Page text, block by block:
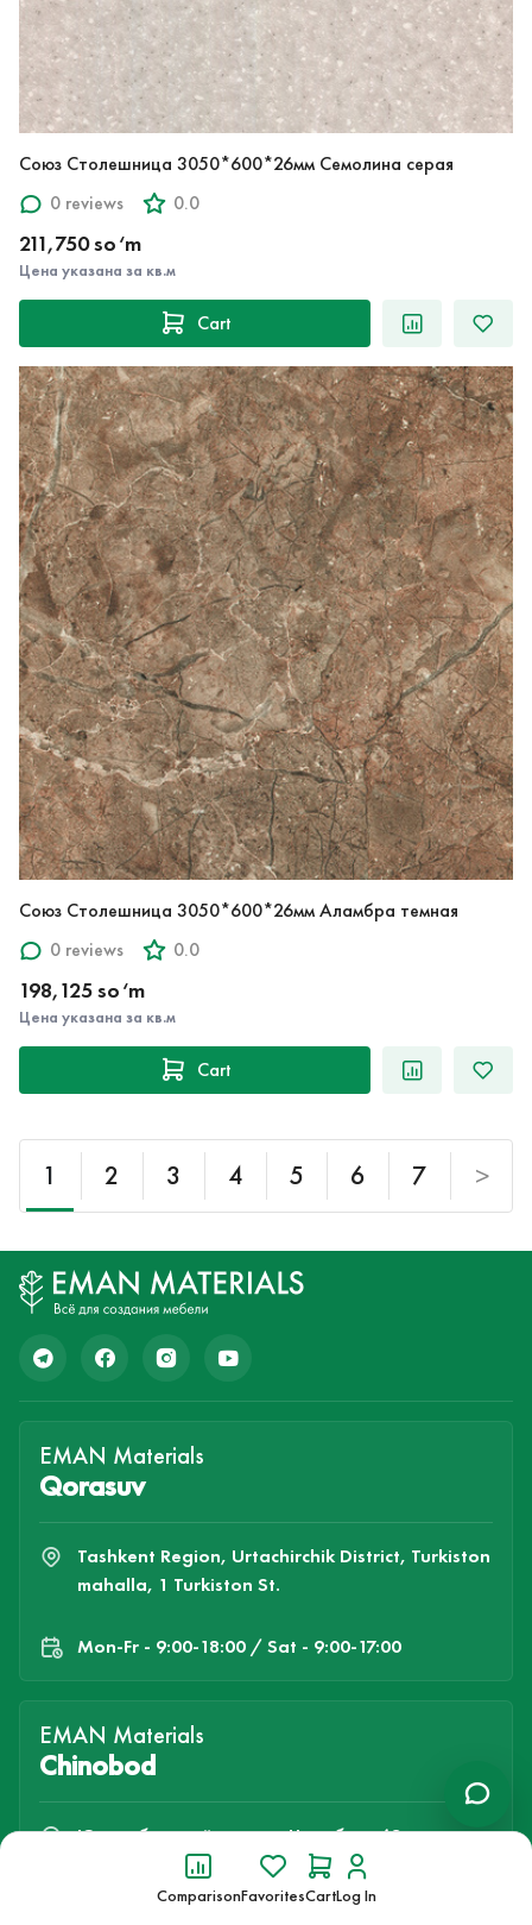
ComparisonFavoritesCartLog In
Союз Столешница 3050*600*26мм Семолина серая
0 reviews
0.0
211,750 so‘m
Цена указана за кв.м
Cart
Союз Столешница 3050*600*26мм Аламбра темная
0 reviews
0.0
198,125 so‘m
Цена указана за кв.м
Cart
1 2 3 4 5 6 7 >
EMAN Materials
Qorasuv
Tashkent Region, Urtachirchik District, Turkiston
mahalla, 1 Turkiston St.
Mon-Fr - 9:00-18:00 / Sat - 9:00-17:00
EMAN Materials
Chinobod
Юнусабадский р-н, ул. Чинабад, 63
Mon-Sat - 9:00-18:00 / Sun - 9:00-17:00